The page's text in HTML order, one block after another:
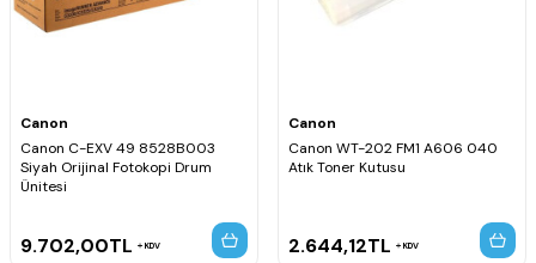
Canon
Canon C-EXV 49 8528B003
Siyah Orijinal Fotokopi Drum
Ünitesi
9.702,00TL KDV
Canon
Canon WT-202 FM1 A606 040
Atık Toner Kutusu
2.644,12TL KDV